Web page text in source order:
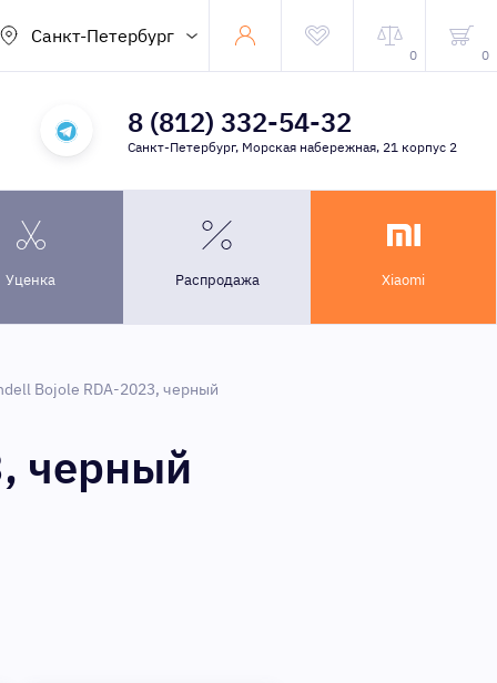
Санкт-Петербург
0 0
8 (812) 332-54-32
Санкт-Петербург, Морская набережная, 21 корпус 2
Уценка Распродажа Xiaomi
Bojole RDA-2023, черный
черный